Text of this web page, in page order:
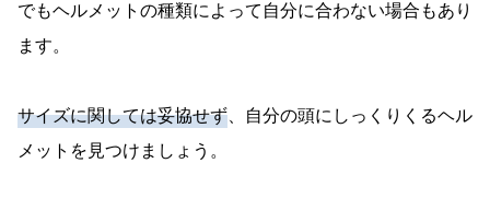
でもヘルメットの種類によって自分に合わない場合もあり
ます。
サイズに関しては妥協せず 、自分の頭にしっくりくるヘル
メットを見つけましょう。